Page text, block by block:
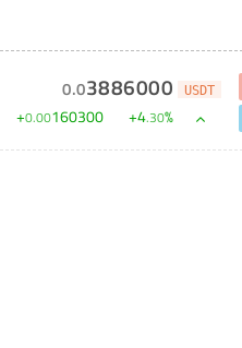
0.03886000 USDT
+0.00160300 +4.30%